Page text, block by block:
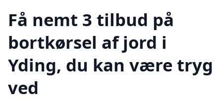
Få nemt 3 tilbud på
bortkørsel af jord i
Yding, du kan være tryg
ved